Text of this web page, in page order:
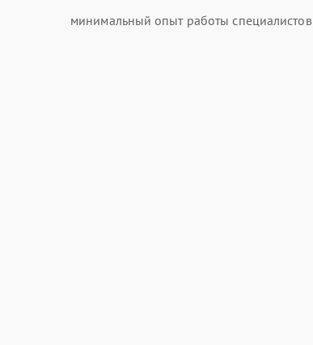
минимальный опыт работы специалистов